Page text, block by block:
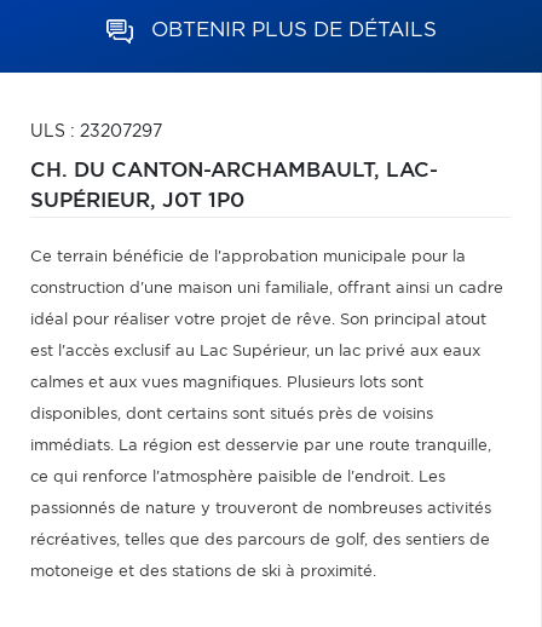
OBTENIR PLUS DE DÉTAILS
ULS : 23207297
CH. DU CANTON-ARCHAMBAULT, LAC-
SUPÉRIEUR, J0T 1P0
Ce terrain bénéficie de l'approbation municipale pour la
construction d'une maison uni familiale, offrant ainsi un cadre
idéal pour réaliser votre projet de rêve. Son principal atout
est l'accès exclusif au Lac Supérieur, un lac privé aux eaux
calmes et aux vues magnifiques. Plusieurs lots sont
disponibles, dont certains sont situés près de voisins
immédiats. La région est desservie par une route tranquille,
ce qui renforce l'atmosphère paisible de l'endroit. Les
passionnés de nature y trouveront de nombreuses activités
récréatives, telles que des parcours de golf, des sentiers de
motoneige et des stations de ski à proximité.